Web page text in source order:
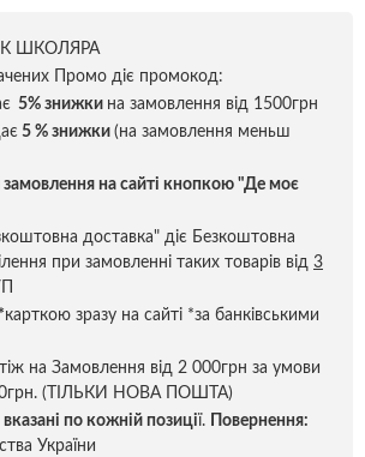
ШКОЛЯРА
Промо діє промокод:
5% знижки на замовлення від 1500грн
5 % знижки (на замовлення меньш
замовлення на сайті кнопкою "Де моє
доставка" діє Безкоштовна
при замовленні таких товарів від 3
*карткою зразу на сайті *за банківськими
на Замовлення від 2 000грн за умови
(ТІЛЬКИ НОВА ПОШТА)
вказані по кожній позиції.
Повернення:
України